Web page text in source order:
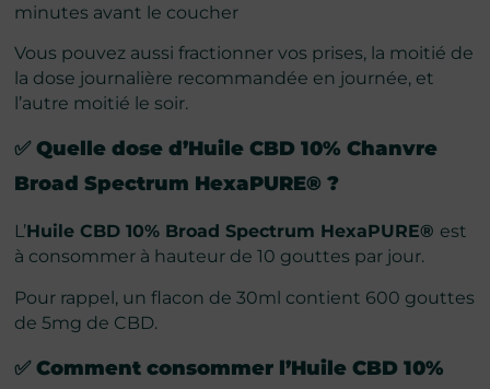
minutes avant le coucher
Vous pouvez aussi fractionner vos prises, la moitié de
la dose journalière recommandée en journée, et
l’autre moitié le soir.
✅ Quelle dose d’Huile CBD 10% Chanvre
Broad Spectrum HexaPURE®?
L’Huile CBD 10% Broad Spectrum HexaPURE® est
à consommer à hauteur de 10 gouttes par jour.
Pour rappel, un flacon de 30ml contient 600 gouttes
de 5mg de CBD.
✅ Comment consommer l’Huile CBD 10%